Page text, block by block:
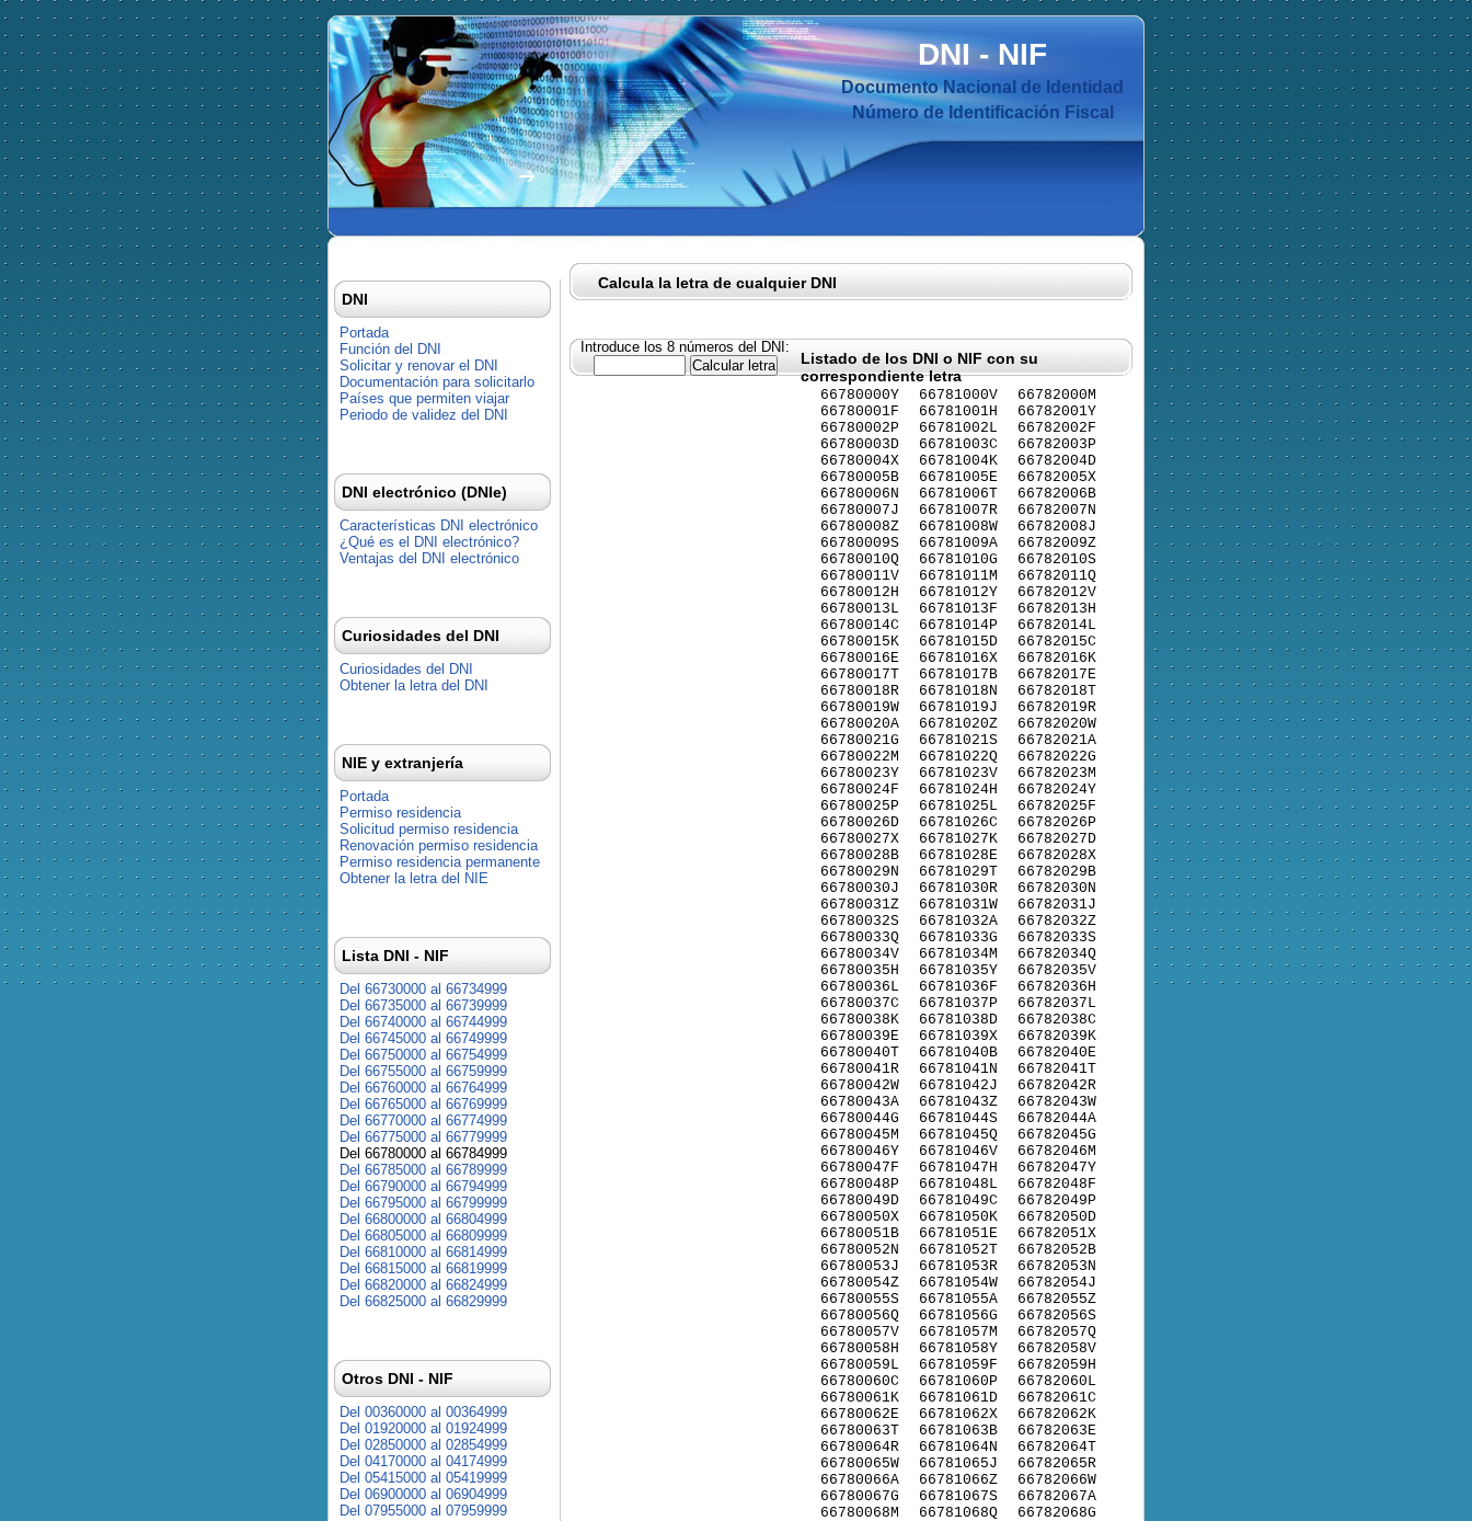
DNI-NIF
Documento Nacional de Identidad
Número de Identificación Fiscal
Calcula la letra de cualquier DNI
Introduce los 8 números del DNI:
Listado de los DNI o NIF con su
correspondiente letra
66780000Y
66780001F
66780002P
66780003D
66780004X
66780005B
66780006N
66780007J
66780008Z
66780009S
66780010Q
66780011V
66780012H
66780013L
66780014C
66780015K
66780016E
66780017T
66780018R
66780019W
66780020A
66780021G
66780022M
66780023Y
66780024F
66780025P
66780026D
66780027X
66780028B
66780029N
66780030J
66780031Z
66780032S
66780033Q
66780034V
66780035H
66780036L
66780037C
66780038K
66780039E
66780040T
66780041R
66780042W
66780043A
66780044G
66780045M
66780046Y
66780047F
66780048P
66780049D
66780050X
66780051B
66780052N
66780053J
66780054Z
66780055S
66780056Q
66780057V
66780058H
66780059L
66780060C
66780061K
66780062E
66780063T
66780064R
66780065W
66780066A
66780067G
66780068M
66781000V
66781001H
66781002L
66781003C
66781004K
66781005E
66781006T
66781007R
66781008W
66781009A
66781010G
66781011M
66781012Y
66781013F
66781014P
66781015D
66781016X
66781017B
66781018N
66781019J
66781020Z
66781021S
66781022Q
66781023V
66781024H
66781025L
66781026C
66781027K
66781028E
66781029T
66781030R
66781031W
66781032A
66781033G
66781034M
66781035Y
66781036F
66781037P
66781038D
66781039X
66781040B
66781041N
66781042J
66781043Z
66781044S
66781045Q
66781046V
66781047H
66781048L
66781049C
66781050K
66781051E
66781052T
66781053R
66781054W
66781055A
66781056G
66781057M
66781058Y
66781059F
66781060P
66781061D
66781062X
66781063B
66781064N
66781065J
66781066Z
66781067S
66781068Q
66782000M
66782001Y
66782002F
66782003P
66782004D
66782005X
66782006B
66782007N
66782008J
66782009Z
66782010S
66782011Q
66782012V
66782013H
66782014L
66782015C
66782016K
66782017E
66782018T
66782019R
66782020W
66782021A
66782022G
66782023M
66782024Y
66782025F
66782026P
66782027D
66782028X
66782029B
66782030N
66782031J
66782032Z
66782033S
66782034Q
66782035V
66782036H
66782037L
66782038C
66782039K
66782040E
66782041T
66782042R
66782043W
66782044A
66782045G
66782046M
66782047Y
66782048F
66782049P
66782050D
66782051X
66782052B
66782053N
66782054J
66782055Z
66782056S
66782057Q
66782058V
66782059H
66782060L
66782061C
66782062K
66782063E
66782064T
66782065R
66782066W
66782067A
66782068G
DNI
Portada
Función del DNI
Solicitar y renovar el DNI
Documentación para solicitarlo
Países que permiten viajar
Periodo de validez del DNI
DNI electrónico (DNIe)
Características DNI electrónico
¿Qué es el DNI electrónico?
Ventajas del DNI electrónico
Curiosidades del DNI
Curiosidades del DNI
Obtener la letra del DNI
NIE y extranjería
Portada
Permiso residencia
Solicitud permiso residencia
Renovación permiso residencia
Permiso residencia permanente
Obtener la letra del NIE
Lista DNI - NIF
Del 66730000 al 66734999
Del 66735000 al 66739999
Del 66740000 al 66744999
Del 66745000 al 66749999
Del 66750000 al 66754999
Del 66755000 al 66759999
Del 66760000 al 66764999
Del 66765000 al 66769999
Del 66770000 al 66774999
Del 66775000 al 66779999
Del 66780000 al 66784999
Del 66785000 al 66789999
Del 66790000 al 66794999
Del 66795000 al 66799999
Del 66800000 al 66804999
Del 66805000 al 66809999
Del 66810000 al 66814999
Del 66815000 al 66819999
Del 66820000 al 66824999
Del 66825000 al 66829999
Otros DNI - NIF
Del 00360000 al 00364999
Del 01920000 al 01924999
Del 02850000 al 02854999
Del 04170000 al 04174999
Del 05415000 al 05419999
Del 06900000 al 06904999
Del 07955000 al 07959999